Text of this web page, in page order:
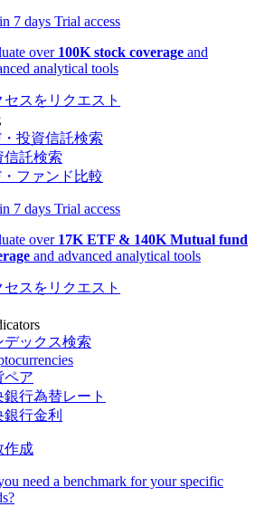
7 days Trial access
over 100K stock coverage and
analytical tools
セスをリクエスト
投資信託検索
信託検索
ファンド比較
7 days Trial access
over 17K ETF & 140K Mutual fund
and advanced analytical tools
セスをリクエスト
デックス検索
ペア
銀行為替レート
銀行金利
作成
need a benchmark for your specific